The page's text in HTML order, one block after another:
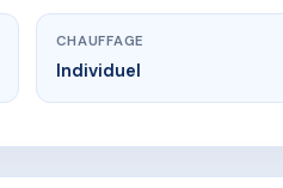
CHAUFFAGE
Individuel